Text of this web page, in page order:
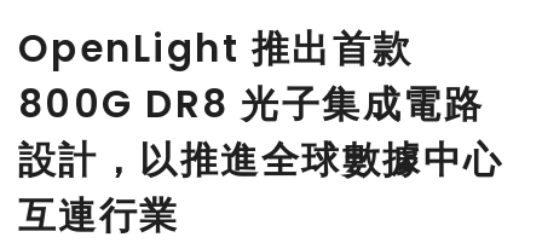
OpenLight 推出首款
800G DR8 光子集成電路
設計，以推進全球數據中心
互連行業